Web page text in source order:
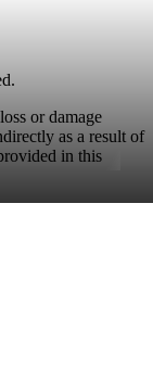
or damage
as a result of
in this